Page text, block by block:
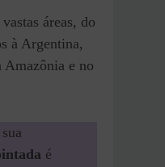
áreas, do
à Argentina,
Amazônia e no
é